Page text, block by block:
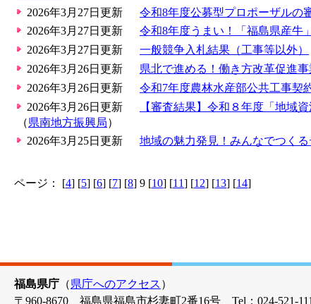
2026年3月27日更新
令和8年度公募型プロポーザルの
2026年3月27日更新
令和8年度うまい！「福島県産牛
2026年3月27日更新
一般競争入札結果（工事等以外）
2026年3月26日更新
県北で進める！働き方改革促進
2026年3月26日更新
令和7年度農林水産部公共工事契
2026年3月26日更新
【審査結果】令和８年度「地域
（県南地方振興局）
2026年3月25日更新
地域の魅力発見！みんなでつく
ページ： [4] [5] [6] [7] [8] 9 [10] [11] [12] [13] [14]
福島県庁 （県庁へのアクセス ）
〒960-8670 福島県福島市杉妻町2番16号 Tel：024-521-